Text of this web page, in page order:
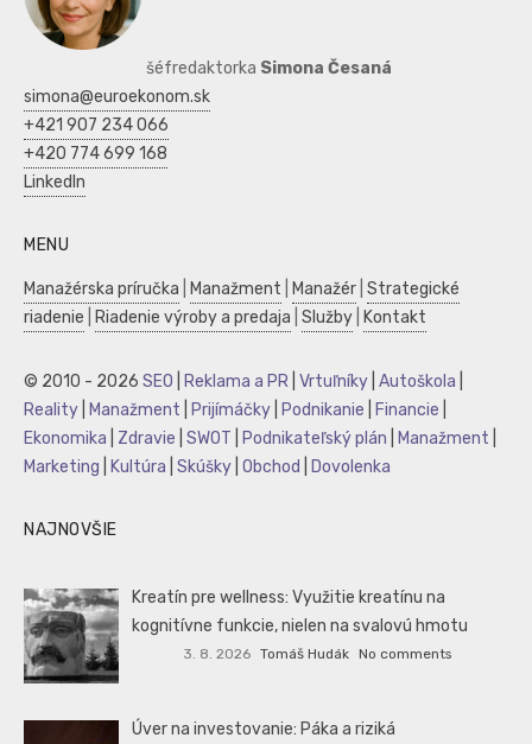
šéfredaktorka Simona Česaná
simona@euroekonom.sk
+421 907 234 066
+420 774 699 168
LinkedIn
MENU
Manažérska príručka Manažment Manažér Strategické
riadenie
Riadenie výroby a predaja Služby Kontakt
© 2010 - 2026 SEO Reklama a PR Vrtuľníky Autoškola
Reality
Manažment Prijímáčky Podnikanie Financie
Ekonomika
Zdravie SWOT Podnikateľský plán Manažment
Marketing
Kultúra Skúšky Obchod Dovolenka
NAJNOVŠIE
Kreatín pre wellness: Využitie kreatínu na
kognitívne funkcie, nielen na svalovú hmotu
3. 8. 2026 Tomáš Hudák No comments
Úver na investovanie: Páka a riziká